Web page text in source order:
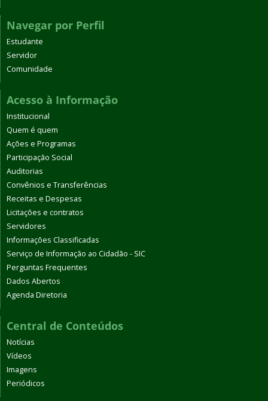
Navegar por Perfil
Estudante
Servidor
Comunidade
Acesso à Informação
Institucional
Quem é quem
Ações e Programas
Participação Social
Auditorias
Convênios e Transferências
Receitas e Despesas
Licitações e contratos
Servidores
Informações Classificadas
Serviço de Informação ao Cidadão - SIC
Perguntas Frequentes
Dados Abertos
Agenda Diretoria
Central de Conteúdos
Notícias
Vídeos
Imagens
Periódicos